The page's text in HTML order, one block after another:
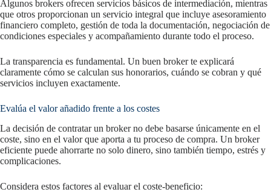
Algunos brokers ofrecen servicios básicos de intermediación, mientras
que otros proporcionan un servicio integral que incluye asesoramiento
financiero completo, gestión de toda la documentación, negociación de
condiciones especiales y acompañamiento durante todo el proceso.
La transparencia es fundamental. Un buen broker te explicará
claramente cómo se calculan sus honorarios, cuándo se cobran y qué
servicios incluyen exactamente.
Evalúa el valor añadido frente a los costes
La decisión de contratar un broker no debe basarse únicamente en el
coste, sino en el valor que aporta a tu proceso de compra. Un broker
eficiente puede ahorrarte no solo dinero, sino también tiempo, estrés y
complicaciones.
Considera estos factores al evaluar el coste-beneficio: